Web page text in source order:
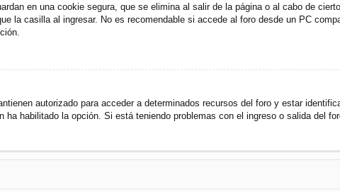
en una cookie segura, que se elimina al salir de la página o al cabo de
la casilla al ingresar. No es recomendable si accede al foro desde un PC
autorizado para acceder a determinados recursos del foro y estar
habilitado la opción. Si está teniendo problemas con el ingreso o salida del